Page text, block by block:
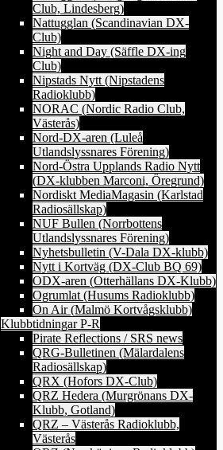
Club, Lindesberg)
Nattugglan (Scandinavian DX-
Club)
Night and Day (Säffle DX-ing
Club)
Nipstads Nytt (Nipstadens
Radioklubb)
NORAC (Nordic Radio Club,
Västerås)
Nord-DX-aren (Luleå
Utlandslyssnares Förening)
Nord-Östra Upplands Radio Nytt
(DX-klubben Marconi, Öregrund)
Nordiskt MediaMagasin (Karlstad
Radiosällskap)
NUF Bullen (Norrbottens
Utlandslyssnares Förening)
Nyhetsbulletin (V-Dala DX-klubb)
Nytt i Kortväg (DX-Club BQ 69)
ODX-aren (Otterhällans DX-Klubb)
Ogrumlat (Husums Radioklubb)
On Air (Malmö Kortvågsklubb)
Klubbtidningar P-R
Pirate Reflections / SRS news
QRG-Bulletinen (Mälardalens
Radiosällskap)
QRX (Hofors DX-Club)
QRZ Hedera (Murgrönans DX-
Klubb, Gotland)
QRZ – Västerås Radioklubb,
Västerås